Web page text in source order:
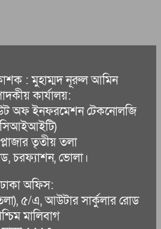
: মুহাম্মদ নূরুল আমিন
কার্যালয়:
অফ ইনফরমেশন টেকনোলজি
তৃতীয় তলা
চরফ্যাশন, ভোলা।
ঢাকা অফিস:
৫/এ, আউটার সার্কুলার রোড
মালিবাগ